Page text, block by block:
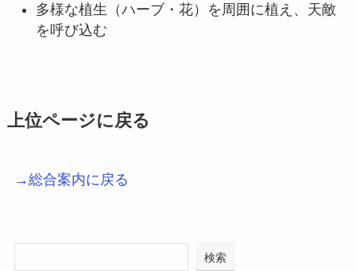
多様な植生（ハーブ・花）を周囲に植え、天敵
を呼び込む
上位ページに戻る
→総合案内に戻る
検索